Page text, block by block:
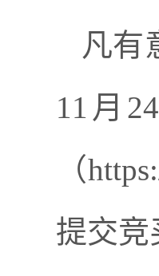
凡有
11 月 24
（
提交竞